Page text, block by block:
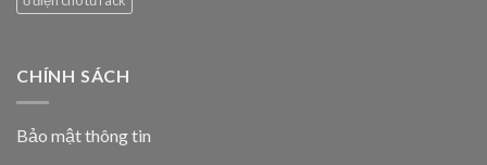
CHÍNH SÁCH
Bảo mật thông tin